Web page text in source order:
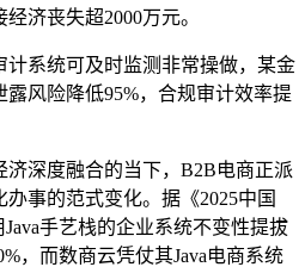
济丧失超2000万元。
系统可及时监测非常操做，某金
风险降低95%，合规审计效率提
深度融合的当下，B2B电商正派
事的范式变化。据《2025中国
手艺栈的企业系统不变性提拔
，而数商云凭仗其Java电商系统